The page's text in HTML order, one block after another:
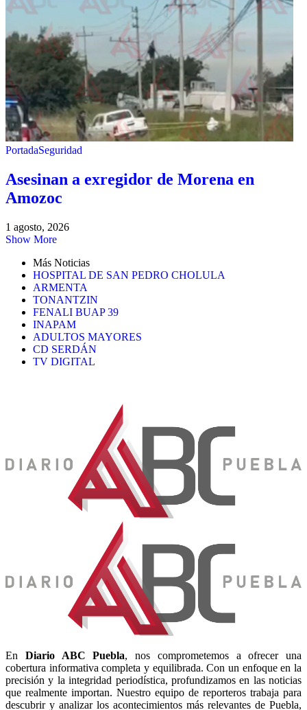
PortadaSeguridad
Asesinan a exregidor de Morena en
Amozoc
1 agosto, 2026
Show More
Más Noticias
HOSPITAL DE SAN PEDRO CHOLULA
ARMENTA
TONANTZIN
FENALI BUAP 39
INAPAM
ADULTOS MAYORES
CD SERDÁN
TV DIGITAL
En Diario ABC Puebla, nos comprometemos a ofrecer una
cobertura informativa completa y equilibrada. Con un enfoque en la
precisión y la integridad periodística, profundizamos en las noticias
que realmente importan. Nuestro equipo de reporteros trabaja para
descubrir y analizar los acontecimientos más relevantes de Puebla,